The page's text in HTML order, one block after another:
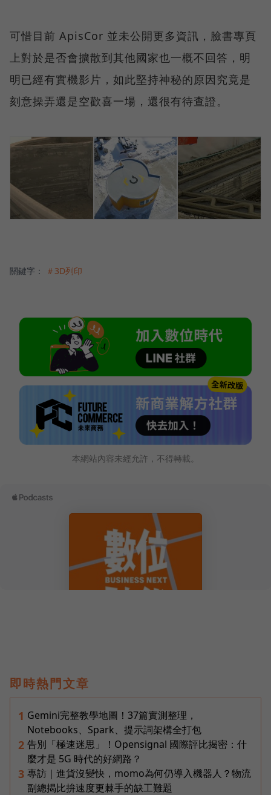
可惜目前 ApisCor 並未公開更多資訊，臉書專頁
上對於是否會擴散到其他國家也一概不回答，明
明已經有實機影片，如此堅持神秘的原因究竟是
刻意操弄還是空歡喜一場，還很有待查證。
關鍵字： ＃3D列印
本網站內容未經允許，不得轉載。
即時熱門文章
1 Gemini完整教學地圖！37篇實測整理，
Notebooks、Spark、提示詞架構全打包
2 告別「極速迷思」！Opensignal 國際評比揭密：什
麼才是 5G 時代的好網路？
3 專訪｜進貨沒變快，momo為何仍導入機器人？物流
副總揭比拚速度更棘手的缺工難題